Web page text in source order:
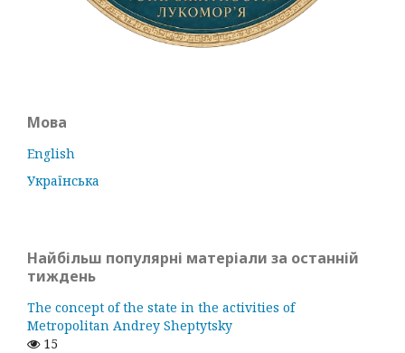
Мова
English
Українська
Найбільш популярні матеріали за останній
тиждень
The concept of the state in the activities of
Metropolitan Andrey Sheptytsky
15